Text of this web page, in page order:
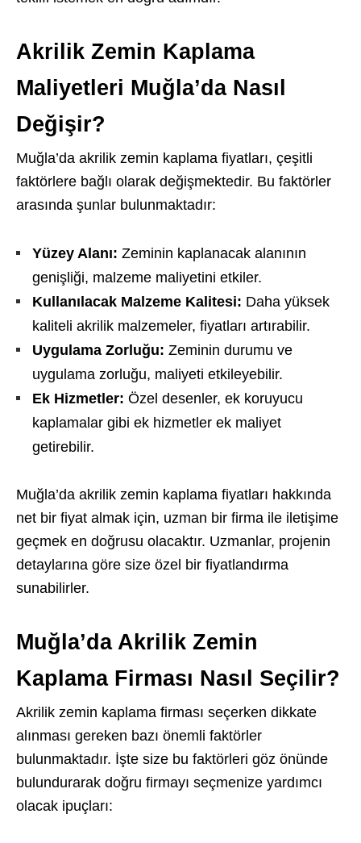
Akrilik Zemin Kaplama
Maliyetleri Muğla’da Nasıl
Değişir?
Muğla’da akrilik zemin kaplama fiyatları, çeşitli
faktörlere bağlı olarak değişmektedir. Bu faktörler
arasında şunlar bulunmaktadır:
Yüzey Alanı: Zeminin kaplanacak alanının
genişliği, malzeme maliyetini etkiler.
Kullanılacak Malzeme Kalitesi: Daha yüksek
kaliteli akrilik malzemeler, fiyatları artırabilir.
Uygulama Zorluğu: Zeminin durumu ve
uygulama zorluğu, maliyeti etkileyebilir.
Ek Hizmetler: Özel desenler, ek koruyucu
kaplamalar gibi ek hizmetler ek maliyet
getirebilir.
Muğla’da akrilik zemin kaplama fiyatları hakkında
net bir fiyat almak için, uzman bir firma ile iletişime
geçmek en doğrusu olacaktır. Uzmanlar, projenin
detaylarına göre size özel bir fiyatlandırma
sunabilirler.
Muğla’da Akrilik Zemin
Kaplama Firması Nasıl Seçilir?
Akrilik zemin kaplama firması seçerken dikkate
alınması gereken bazı önemli faktörler
bulunmaktadır. İşte size bu faktörleri göz önünde
bulundurarak doğru firmayı seçmenize yardımcı
olacak ipuçları: